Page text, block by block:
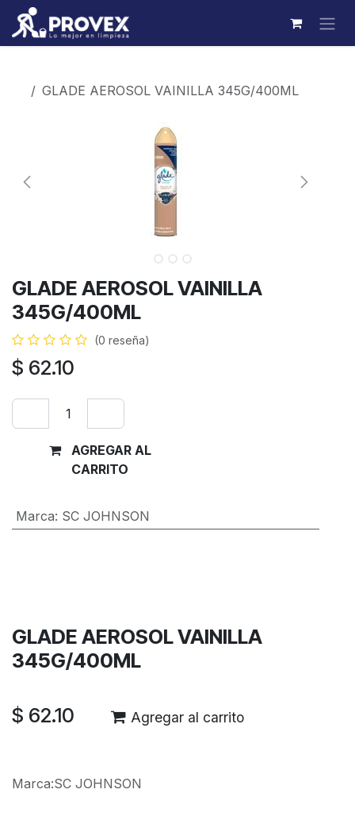
Ir al contenido
GLADE AEROSOL VAINILLA 345G/400ML
GLADE AEROSOL VAINILLA
345G/400ML
(0 reseña)
$ 62.10
AGREGAR AL
CARRITO
Marca: SC JOHNSON
GLADE AEROSOL VAINILLA
345G/400ML
$ 62.10 Agregar al carrito
Marca:SC JOHNSON